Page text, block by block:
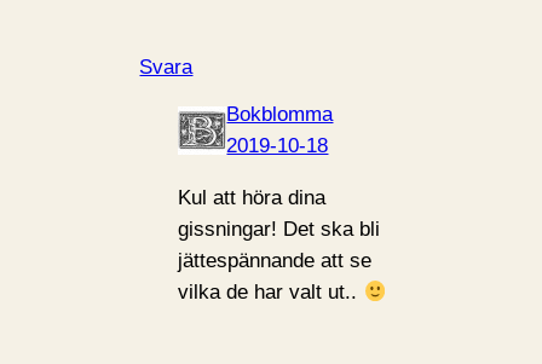
Svara
Bokblomma
2019-10-18
Kul att höra dina
gissningar! Det ska bli
jättespännande att se
vilka de har valt ut..